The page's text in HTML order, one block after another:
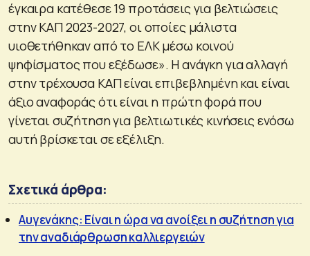
έγκαιρα κατέθεσε 19 προτάσεις για βελτιώσεις
στην ΚΑΠ 2023-2027, οι οποίες μάλιστα
υιοθετήθηκαν από το ΕΛΚ μέσω κοινού
ψηφίσματος που εξέδωσε». Η ανάγκη για αλλαγή
στην τρέχουσα ΚΑΠ είναι επιβεβλημένη και είναι
άξιο αναφοράς ότι είναι η πρώτη φορά που
γίνεται συζήτηση για βελτιωτικές κινήσεις ενόσω
αυτή βρίσκεται σε εξέλιξη.
Σχετικά άρθρα:
Αυγενάκης: Είναι η ώρα να ανοίξει η συζήτηση για
την αναδιάρθρωση καλλιεργειών